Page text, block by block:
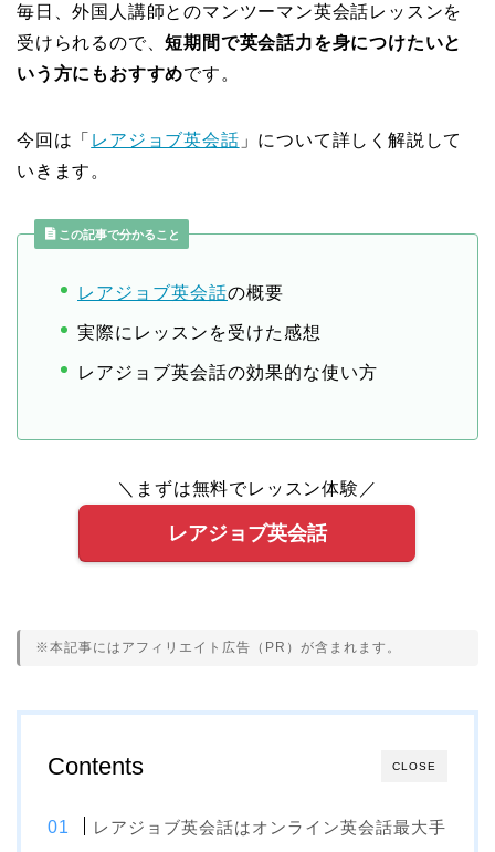
毎日、外国人講師とのマンツーマン英会話レッスンを
受けられるので、短期間で英会話力を身につけたいと
いう方にもおすすめです。
今回は「 レアジョブ英会話 」について詳しく解説して
いきます。
この記事で分かること
レアジョブ英会話の概要
実際にレッスンを受けた感想
レアジョブ英会話の効果的な使い方
＼まずは無料でレッスン体験／
レアジョブ英会話
※本記事にはアフィリエイト広告（PR）が含まれます。
CLOSE
Contents
レアジョブ英会話はオンライン英会話最大手